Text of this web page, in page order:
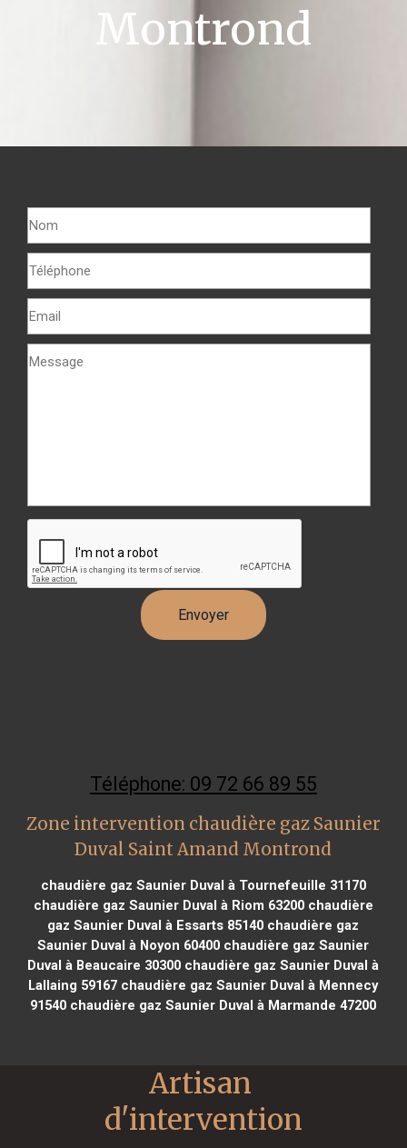
Montrond
Téléphone: 09 72 66 89 55
Zone intervention chaudière gaz Saunier
Duval Saint Amand Montrond
chaudière gaz Saunier Duval à Tournefeuille 31170
chaudière gaz Saunier Duval à Riom 63200chaudière
gaz Saunier Duval à Essarts 85140 chaudière gaz
Saunier Duval à Noyon 60400 chaudière gaz Saunier
Duval à Beaucaire 30300 chaudière gaz Saunier Duval à
Lallaing 59167 chaudière gaz Saunier Duval à Mennecy
91540 chaudière gaz Saunier Duval à Marmande 47200
Artisan
d'intervention